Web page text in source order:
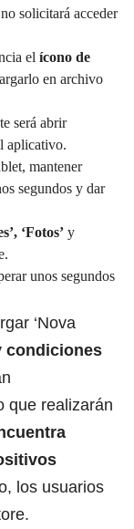
solicitará acceder
el ícono de
en archivo
será abrir
aplicativo.
mantener
segundos y dar
‘Fotos’ y
unos segundos
‘Nova
condiciones
que realizarán
los usuarios